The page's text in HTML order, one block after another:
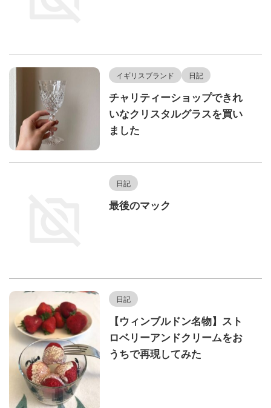
イギリスブランド 日記
チャリティーショップできれ
いなクリスタルグラスを買い
ました
日記
最後のマック
日記
【ウィンブルドン名物】スト
ロベリーアンドクリームをお
うちで再現してみた